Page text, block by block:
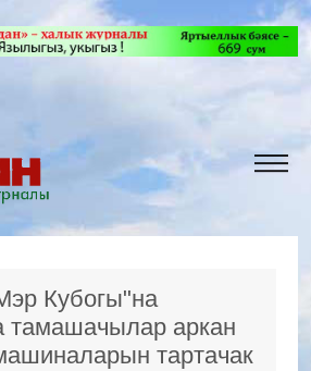
Кубогы"на
аркан
тартачак